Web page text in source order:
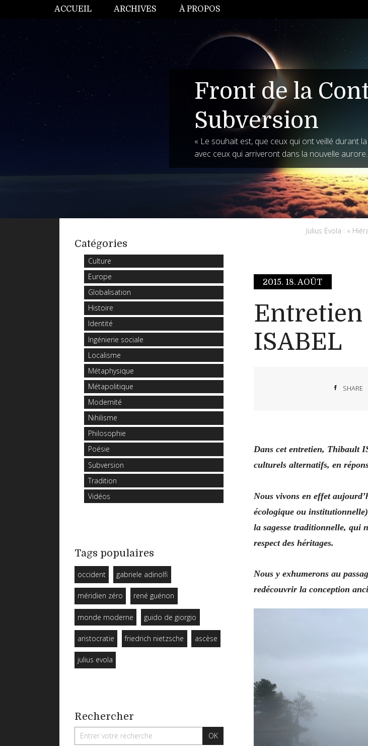
ACCUEIL ARCHIVES À PROPOS
Front de la
Subversion
« Le souhait est, que ceux qui ont veillé durant
avec ceux qui arriveront dans la nouvelle
Catégories
Culture
Europe
Globalisation
Histoire
Identité
Ingénierie sociale
Localisme
Métaphysique
Métapolitique
Modernité
Nihilisme
Philosophie
Poésie
Subversion
Tradition
Vidéos
Tags populaires
occident gabriele adinolfi
méridien zéro rené guénon
monde moderne guido de giorgio
aristocratie friedrich nietzsche ascèse
julius evola
Rechercher
Julius Evola : «
2015. 18. AOÛT
Entretien
ISABEL
SHARE
Dans cet entretien, Thibault
culturels alternatifs, en
Nous vivons en effet
écologique ou
la sagesse traditionnelle, qui
respect des héritages.
Nous y exhumerons au
redécouvrir la conception